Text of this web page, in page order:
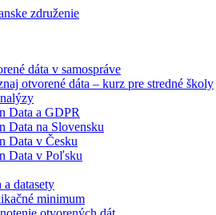
dáta v samospráve
otvorené dáta – kurz pre stredné školy
Data a GDPR
Data na Slovensku
Data v Česku
Data v Poľsku
a datasety
minimum